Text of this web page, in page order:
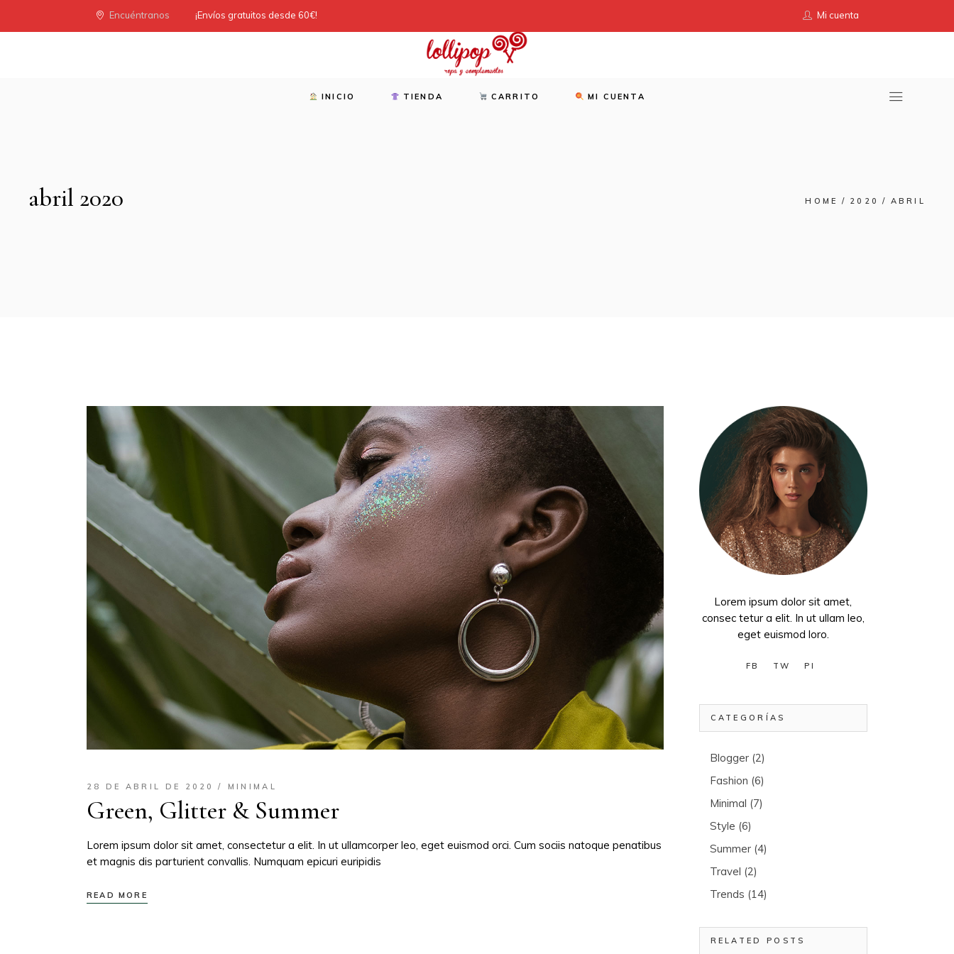
Encuéntranos ¡Envíos gratuitos desde 60€! Mi cuenta
INICIO TIENDA CARRITO MI CUENTA
abril 2020 HOME 2020 ABRIL
28 DE ABRIL DE 2020 MINIMAL
Green, Glitter & Summer
Lorem ipsum dolor sit amet, consectetur a elit. In ut ullamcorper leo, eget euismod orci. Cum sociis natoque penatibus
et magnis dis parturient convallis. Numquam epicuri euripidis
READ MORE
Lorem ipsum dolor sit amet,
consec tetur a elit. In ut ullam leo,
eget euismod loro.
FB TW PI
CATEGORÍAS
Blogger(2)
Fashion (6)
Minimal (7)
Style (6)
Summer(4)
Travel (2)
Trends (14)
RELATED POSTS